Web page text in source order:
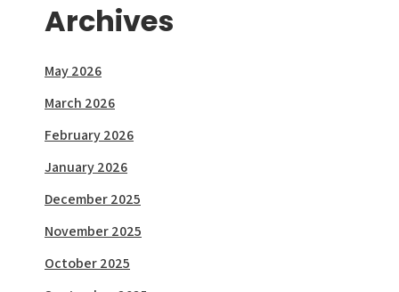
Archives
May 2026
March 2026
February 2026
January 2026
December 2025
November 2025
October 2025